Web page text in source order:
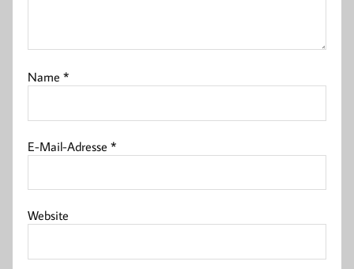
Name*
E-Mail-Adresse*
Website